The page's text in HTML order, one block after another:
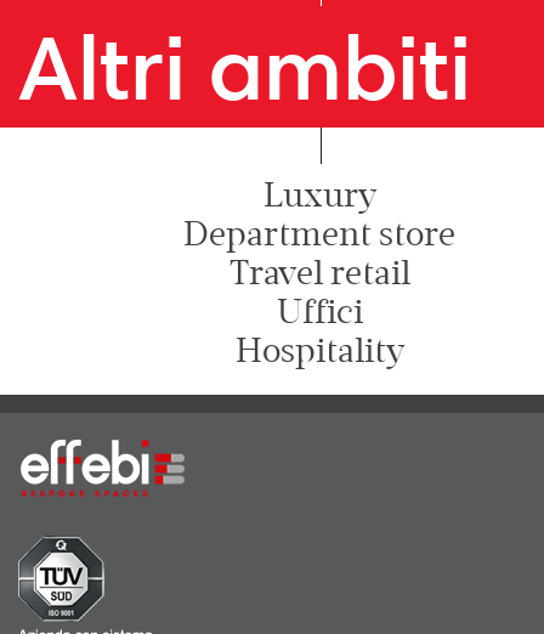
Altri ambiti
Luxury
Department store
Travel retail
Uffici
Hospitality